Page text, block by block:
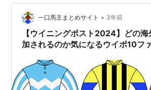
ォーエバーヤングはエディットで海外
一口馬主まとめサイト • 3年前
【ウイニングポスト2024】どの
加されるのか気になるウイポ10フ